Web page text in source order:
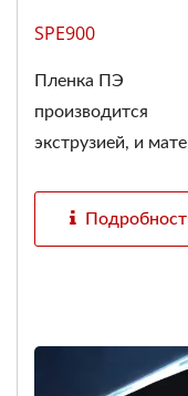
SPE900
Пленка ПЭ
производится
экструзией, и